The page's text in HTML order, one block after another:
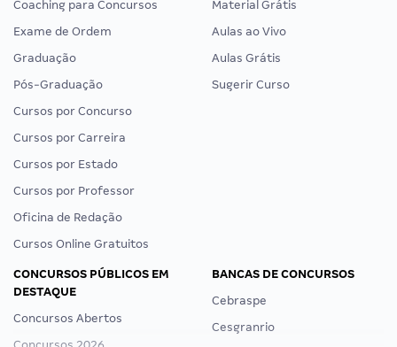
Coaching para Concursos
Exame de Ordem
Graduação
Pós-Graduação
Cursos por Concurso
Cursos por Carreira
Cursos por Estado
Cursos por Professor
Oficina de Redação
Cursos Online Gratuitos
Material Grátis
Aulas ao Vivo
Aulas Grátis
Sugerir Curso
CONCURSOS PÚBLICOS EM
DESTAQUE
Concursos Abertos
BANCAS DE CONCURSOS
Cebraspe
Cesgranrio